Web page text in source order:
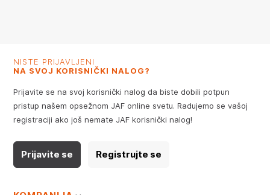
NISTE PRIJAVLJENI
NA SVOJ KORISNIČKI NALOG?
Prijavite se na svoj korisnički nalog da biste dobili potpun
pristup našem opsežnom JAF online svetu. Radujemo se vašoj
registraciji ako još nemate JAF korisnički nalog!
Prijavite se Registrujte se